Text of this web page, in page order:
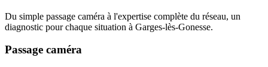
Du simple passage caméra à l'expertise complète du réseau, un
diagnostic pour chaque situation à Garges-lès-Gonesse.
Passage caméra